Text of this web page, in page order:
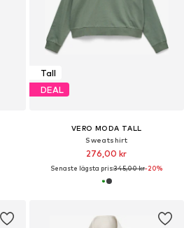
Tall
DEAL
VERO MODA TALL
Sweatshirt
276,00 kr
Senaste lägsta pris:345,00 kr-20%